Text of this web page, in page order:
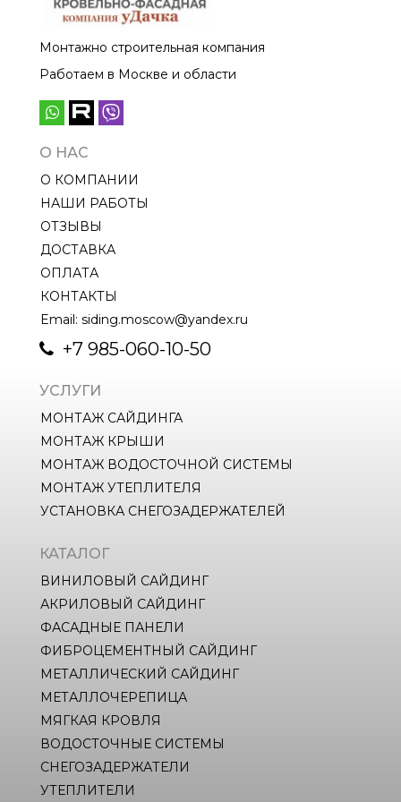
Монтажно строительная компания
Работаем в Москве и области
О НАС
О КОМПАНИИ
НАШИ РАБОТЫ
ОТЗЫВЫ
ДОСТАВКА
ОПЛАТА
КОНТАКТЫ
Email: siding.moscow@yandex.ru
+7 985-060-10-50
УСЛУГИ
МОНТАЖ САЙДИНГА
МОНТАЖ КРЫШИ
МОНТАЖ ВОДОСТОЧНОЙ СИСТЕМЫ
МОНТАЖ УТЕПЛИТЕЛЯ
УСТАНОВКА СНЕГОЗАДЕРЖАТЕЛЕЙ
КАТАЛОГ
ВИНИЛОВЫЙ САЙДИНГ
АКРИЛОВЫЙ САЙДИНГ
ФАСАДНЫЕ ПАНЕЛИ
ФИБРОЦЕМЕНТНЫЙ САЙДИНГ
МЕТАЛЛИЧЕСКИЙ САЙДИНГ
МЕТАЛЛОЧЕРЕПИЦА
МЯГКАЯ КРОВЛЯ
ВОДОСТОЧНЫЕ СИСТЕМЫ
СНЕГОЗАДЕРЖАТЕЛИ
УТЕПЛИТЕЛИ